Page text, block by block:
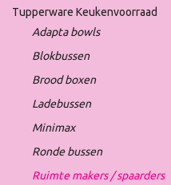
Tupperware Keukenvoorraad
Adapta bowls
Blokbussen
Brood boxen
Ladebussen
Minimax
Ronde bussen
Ruimte makers / spaarders